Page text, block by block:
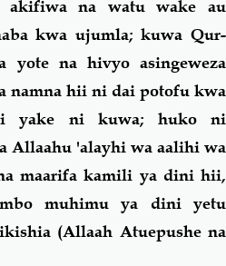
akifiwa na watu wake au
kwa ujumla; kuwa Qur-
yote na hivyo asingeweza
namna hii ni dai potofu kwa
yake ni kuwa; huko ni
Allaahu 'alayhi wa aalihi wa
maarifa kamili ya dini hii,
muhimu ya dini yetu
(Allaah Atuepushe na